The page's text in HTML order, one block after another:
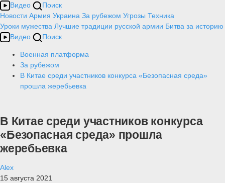
Видео
Поиск
Новости Армия Украина За рубежом Угрозы Техника
Уроки мужества Лучшие традиции русской армии Битва за историю
Видео
Поиск
Военная платформа
За рубежом
В Китае среди участников конкурса «Безопасная среда»
прошла жеребьевка
В Китае среди участников конкурса
«Безопасная среда» прошла
жеребьевка
Alex
15 августа 2021